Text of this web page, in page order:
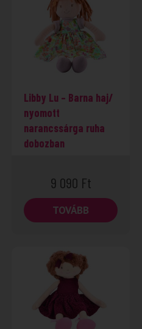
Libby Lu – Barna haj/
nyomott
narancssárga ruha
dobozban
9 090 Ft
TOVÁBB